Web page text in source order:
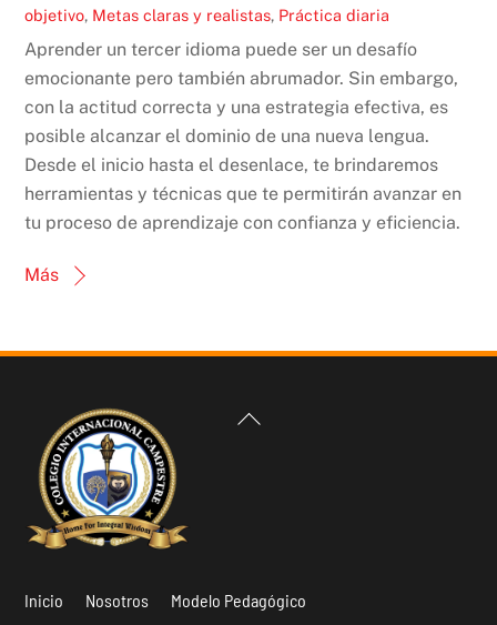
objetivo, Metas claras y realistas, Práctica diaria
Aprender un tercer idioma puede ser un desafío
emocionante pero también abrumador. Sin embargo,
con la actitud correcta y una estrategia efectiva, es
posible alcanzar el dominio de una nueva lengua.
Desde el inicio hasta el desenlace, te brindaremos
herramientas y técnicas que te permitirán avanzar en
tu proceso de aprendizaje con confianza y eficiencia.
Más
Back
Inicio Nosotros
Modelo Pedagógico